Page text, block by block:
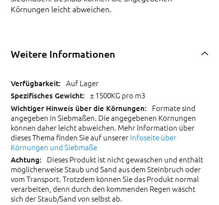
Körnungen leicht abweichen.
Weitere Informationen
Auf Lager
± 1500KG pro m3
Formate sind
angegeben in Siebmaßen. Die angegebenen Körnungen
können daher leicht abweichen. Mehr Information über
dieses Thema finden Sie auf unsererInfoseite über
Körnungen und Siebmaße
Dieses Produkt ist nicht gewaschen und enthält
möglicherweise Staub und Sand aus dem Steinbruch oder
vom Transport. Trotzdem können Sie das Produkt normal
verarbeiten, denn durch den kommenden Regen wäscht
sich der Staub/Sand von selbst ab.